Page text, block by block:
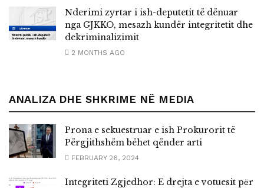
Nderimi zyrtar i ish-deputetit të dënuar
nga GJKKO, mesazh kundër integritetit dhe
dekriminalizimit
2 MONTHS AGO
ANALIZA DHE SHKRIME NË MEDIA
Prona e sekuestruar e ish Prokurorit të
Përgjithshëm bëhet qënder arti
FEBRUARY 26, 2024
Integriteti Zgjedhor: E drejta e votuesit pёr